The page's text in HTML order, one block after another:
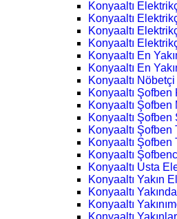
Konyaaltı
Konyaaltı
Konyaaltı
Konyaaltı
Konyaaltı En
Konyaaltı En
Konyaaltı
Konyaaltı Şofben
Konyaaltı Şofben
Konyaaltı Şofben
Konyaaltı Şofben
Konyaaltı Şofben
Konyaaltı
Konyaaltı Usta
Konyaaltı Yakın
Konyaaltı
Konyaaltı
Konyaaltı